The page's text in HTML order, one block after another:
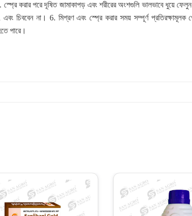
স্প্রে করার পরে দূষিত জামাকাপড় এবং শরীরের অংশগুলি ভালভাবে ধুয়ে
এবং চিববেন না। 6. মিশ্রণ এবং স্প্রে করার সময় সম্পূর্ণ
পারে।